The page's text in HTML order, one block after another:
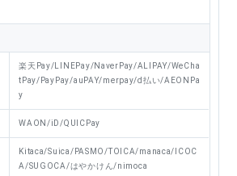
楽天Pay/LINEPay/NaverPay/ALIPAY/WeCha
tPay/PayPay/auPAY/merpay/d払い/AEONPa
y
WAON/iD/QUICPay
Kitaca/Suica/PASMO/TOICA/manaca/ICOC
A/SUGOCA/はやかけん/nimoca